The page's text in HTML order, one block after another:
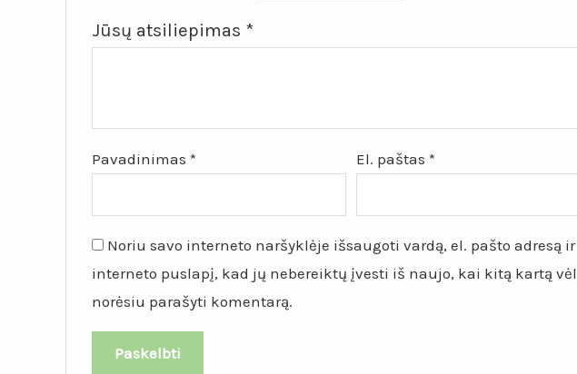
Jūsų atsiliepimas *
Pavadinimas* El. paštas*
Noriu savo interneto naršyklėje išsaugoti vardą, el. pašto adresą ir
interneto puslapį, kad jų nebereiktų įvesti iš naujo, kai kitą kartą vėl
norėsiu parašyti komentarą.